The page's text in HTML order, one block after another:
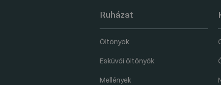
Ruházat
Öltönyök
Esküvői öltönyök
Mellények